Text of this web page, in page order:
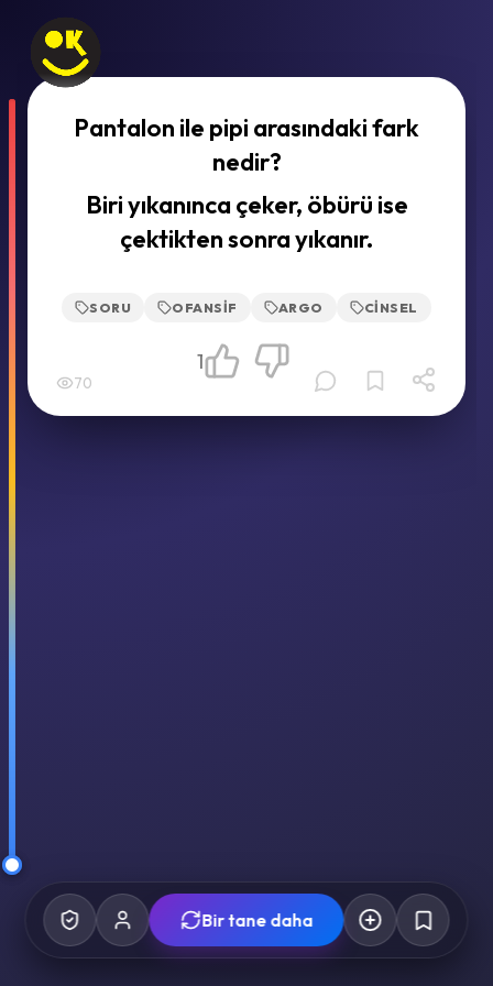
Pantalon ile pipi arasındaki fark
nedir?
Biri yıkanınca çeker, öbürü ise
çektikten sonra yıkanır.
SORU OFANSIF ARGO CINSEL
70
1
Bir tane daha